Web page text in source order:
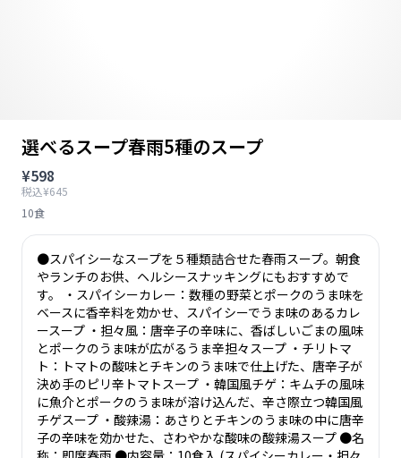
選べるスープ春雨5種のスープ
¥598
税込¥645
10食
●スパイシーなスープを５種類詰合せた春雨スープ。朝食
やランチのお供、ヘルシースナッキングにもおすすめで
す。 ・スパイシーカレー：数種の野菜とポークのうま味を
ベースに香辛料を効かせ、スパイシーでうま味のあるカレ
ースープ ・担々風：唐辛子の辛味に、香ばしいごまの風味
とポークのうま味が広がるうま辛担々スープ ・チリトマ
ト：トマトの酸味とチキンのうま味で仕上げた、唐辛子が
決め手のピリ辛トマトスープ ・韓国風チゲ：キムチの風味
に魚介とポークのうま味が溶け込んだ、辛さ際立つ韓国風
チゲスープ ・酸辣湯：あさりとチキンのうま味の中に唐辛
子の辛味を効かせた、さわやかな酸味の酸辣湯スープ ●名